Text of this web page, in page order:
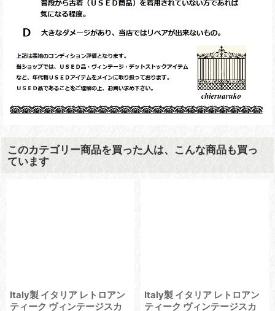
このカテゴリー商品を買った人は、こんな商品も買っ
ています
Italy製 イタリア レトロアン
ティーク ヴィンテージスカ
Italy製 イタリア レトロアン
ティーク ヴィンテージスカ